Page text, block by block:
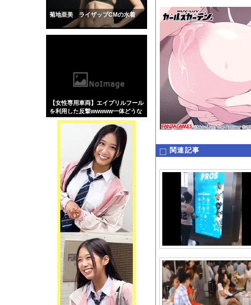
菊地亜美 ライザップCMの水着
【女性専用車両】エイプリルフール
を利用した反撃wwwww一体どうな
る？
【黒歴史】こういう昔の大学ヤリ
韓国人「安貞桓が韓国代表に激怒
ケンタッキーとか言う唐揚げ屋
【画像】このAVが性癖ブッ刺さ
【悲報】味噌ラーメンで行列、出
【中国】男の子が爆竹に点火 マ
【画像】伊藤舞雪とかいうＡＶ女
【緊急】肛門にスティックのり
お知らせ
【動画】両方馬鹿（笑）ミニスト
Powered by livedoor 相互RSS
このページは
1000mgが管理
示されません。
関連記事